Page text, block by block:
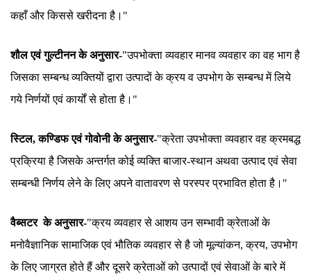
कहाँ और किससे खरीदना है।"
शौल एवं गुल्टीनन के अनुसार-"उपभोक्ता व्यवहार मानव व्यवहार का वह भाग है
जिसका सम्बन्ध व्यक्तियों द्वारा उत्पादों के क्रय व उपभोग के सम्बन्ध में लिये
गये निर्णयों एवं कार्यों से होता है।"
स्टिल, कण्डिफ एवं गोवोनी के अनुसार-"क्रेता उपभोक्ता व्यवहार वह क्रमबद्ध
प्रक्रिया है जिसके अन्तर्गत कोई व्यक्ति बाजार-स्थान अथवा उत्पाद एवं सेवा
सम्बन्धी निर्णय लेने के लिए अपने वातावरण से परस्पर प्रभावित होता है।"
वैब्सटर के अनुसार-"क्रय व्यवहार से आशय उन सम्भावी क्रेताओं के
मनोवैज्ञानिक सामाजिक एवं भौतिक व्यवहार से है जो मूल्यांकन, क्रय, उपभोग
के लिए जाग्रत होते हैं और दूसरे क्रेताओं को उत्पादों एवं सेवाओं के बारे में